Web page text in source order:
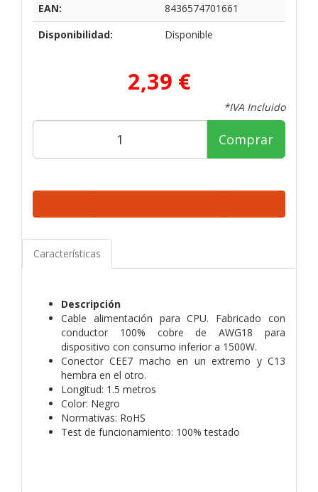
EAN:
8436574701661
Disponibilidad:
Disponible
2,39 €
*IVA Incluido
Comprar
Características
Descripción
Cable alimentación para CPU. Fabricado con
conductor 100% cobre de AWG18 para
dispositivo con consumo inferior a 1500W.
Conector CEE7 macho en un extremo y C13
hembra en el otro.
Longitud: 1.5 metros
Color: Negro
Normativas: RoHS
Test de funcionamiento: 100% testado